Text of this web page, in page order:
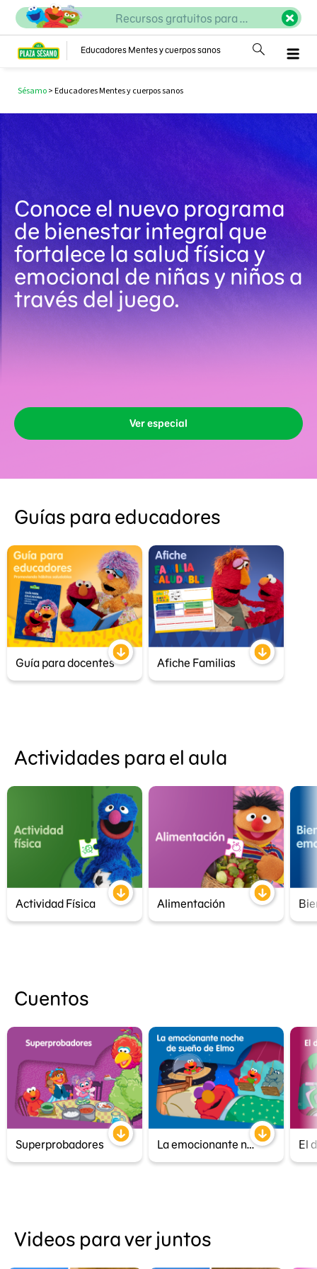
Recursos gratuitos para ...
Educadores Mentes y cuerpos sanos
Sésamo>Educadores Mentes y cuerpos sanos
Conoce el nuevo programa
de bienestar integral que
fortalece la salud física y
emocional de niñas y niños a
través del juego.
Ver especial
Guías para educadores
Guía para docentes Afiche Familias
Actividades para el aula
Actividad Física Alimentación
Cuentos
Superprobadores La emocionante noche de sueño de Elmo El
Videos para ver juntos